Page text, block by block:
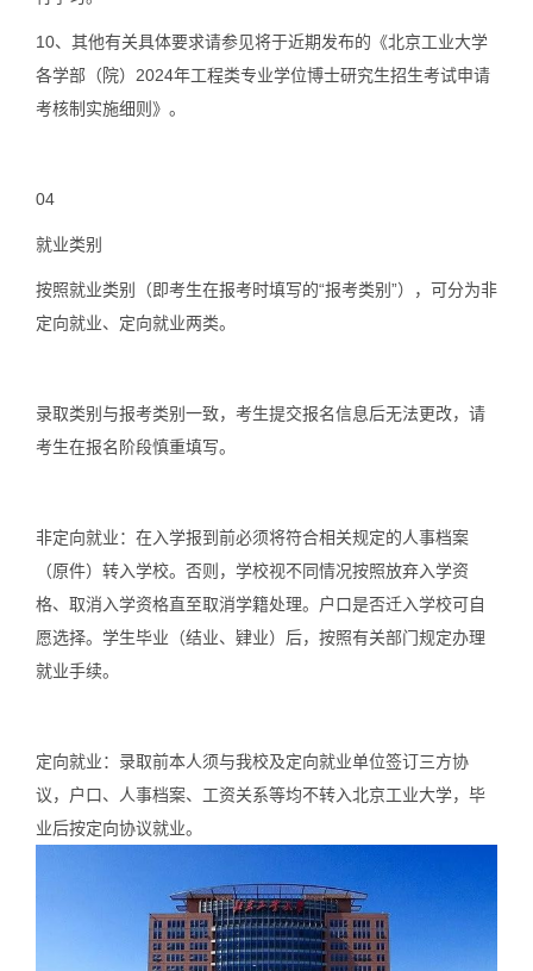
10、其他有关具体要求请参见将于近期发布的《北京工业大学
各学部（院）2024年工程类专业学位博士研究生招生考试申请
考核制实施细则》。
04
就业类别
按照就业类别（即考生在报考时填写的“报考类别”），可分为非
定向就业、定向就业两类。
录取类别与报考类别一致，考生提交报名信息后无法更改，请
考生在报名阶段慎重填写。
非定向就业：在入学报到前必须将符合相关规定的人事档案
（原件）转入学校。否则，学校视不同情况按照放弃入学资
格、取消入学资格直至取消学籍处理。户口是否迁入学校可自
愿选择。学生毕业（结业、肄业）后，按照有关部门规定办理
就业手续。
定向就业：录取前本人须与我校及定向就业单位签订三方协
议，户口、人事档案、工资关系等均不转入北京工业大学，毕
业后按定向协议就业。